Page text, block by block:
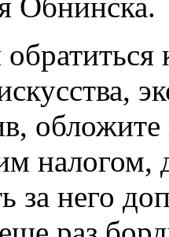
Обнинска.
за него